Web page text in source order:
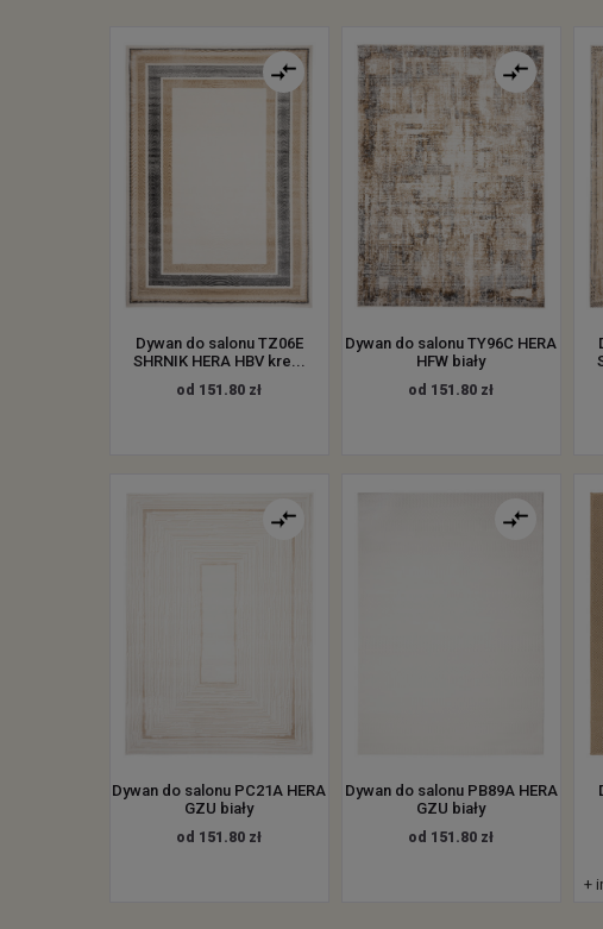
Dywan do salonu TZ06E
SHRNIK HERA HBV kre...
od 151.80 zł
Dywan do salonu TY96C HERA
HFW biały
od 151.80 zł
Dywan do salonu PC21A HERA
GZU biały
od 151.80 zł
Dywan do salonu PB89A HERA
GZU biały
od 151.80 zł
+